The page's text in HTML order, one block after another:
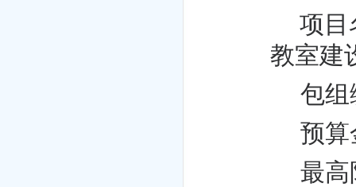
项目
教室建
包组
预算
最高